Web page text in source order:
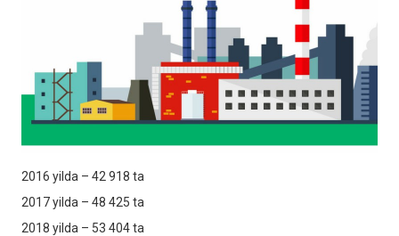
2016 yilda – 42 918 ta
2017 yilda – 48 425 ta
2018 yilda – 53 404 ta